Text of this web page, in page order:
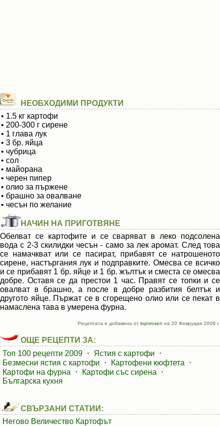
НЕОБХОДИМИ ПРОДУКТИ
• 1.5 кг картофи
• 200-300 г сирене
• 1 глава лук
• 3 бр. яйца
• чубрица
• сол
• майорана
• черен пипер
• олио за пържене
• брашно за овалване
• чесън по желание
НАЧИН НА ПРИГОТВЯНЕ
Обелват се картофите и се сваряват в леко подсолена
вода с 2-3 скилидки чесън - само за лек аромат. След това
се намачкват или се пасират, прибавят се натрошеното
сирене, настъргания лук и подправките. Омесва се всичко
и се прибавят 1 бр. яйце и 1 бр. жълтък и сместа се омесва
добре. Оставя се да престои 1 час. Правят се топки и се
овалват в брашно, а после в добре разбития белтък и
другото яйце. Пържат се в сгорещено олио или се пекат в
намаслена тава в умерена фурна.
Рецептата е добавена от kqmrosen на 20 Февруари 2009 г.
ОЩЕ РЕЦЕПТИ ЗА:
Топ 100 рецепти 2009 ⋅ Ястия с картофи
⋅
Безмесни ястия с картофи
⋅ Картофени кюфтета
⋅
Картофи на фурна
⋅ Картофи със сирена
⋅
Българска кухня
СВЪРЗАНИ СТАТИИ:
Негово Величество Картофът